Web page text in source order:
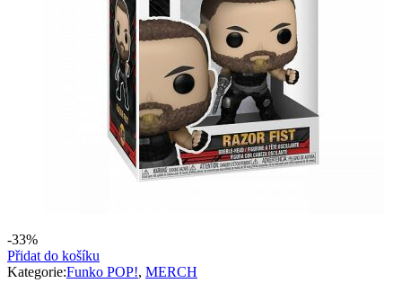
-33%
Přidat do košíku
Kategorie:Funko POP!, MERCH